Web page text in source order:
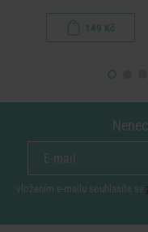
149 Kč
vložením e-mailu souhlasíte se